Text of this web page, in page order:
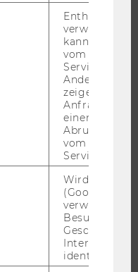
Enthält ein
verwendet
kann, um
vom AMP-
Service
Andere
zeigen Opt-
Anfrage im
einen Fehler
Abrufen
vom AMP
Service an.
Wird von
(Google Tag
verwendet,
Besucher
Geschlecht
Interessen zu
identifizieren.